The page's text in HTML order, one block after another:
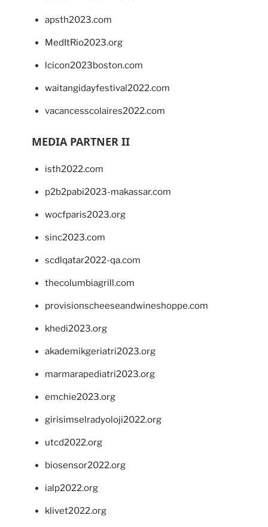
apsth2023.com
MedItRio2023.org
lcicon2023boston.com
waitangidayfestival2022.com
vacancesscolaires2022.com
MEDIA PARTNER II
isth2022.com
p2b2pabi2023-makassar.com
wocfparis2023.org
sinc2023.com
scdlqatar2022-qa.com
thecolumbiagrill.com
provisionscheeseandwineshoppe.com
khedi2023.org
akademikgeriatri2023.org
marmarapediatri2023.org
emchie2023.org
girisimselradyoloji2022.org
utcd2022.org
biosensor2022.org
ialp2022.org
klivet2022.org